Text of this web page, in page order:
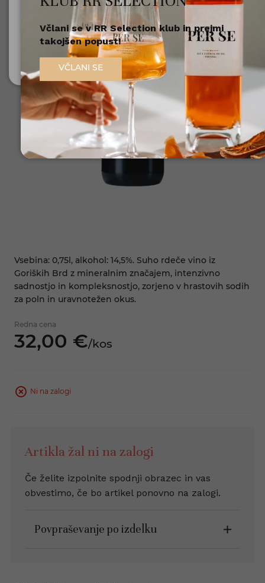
Vsebina: 0,75l, alkohol: 14,5%. Suho rdeče vino iz
Goriških Brd z mineralnim značajem, intenzivno
sadnostjo in kompleksnostjo, zorjeno v hrastovih sodih
za poln in uravnotežen okus.
Redna cena
32,00 €/kos
Ni na zalogi
Artikla žal ni na zalogi
Če želite izpolnite spodnji obrazec in vas
obvestimo, če bo artikel ponovno na zalogi.
Povpraševanje po izdelku
Nisem polnoleten
Sem polnoleten (18+)
Včlani se v RR Selection klub in prejmi
takojšen popust!
VČLANI SE